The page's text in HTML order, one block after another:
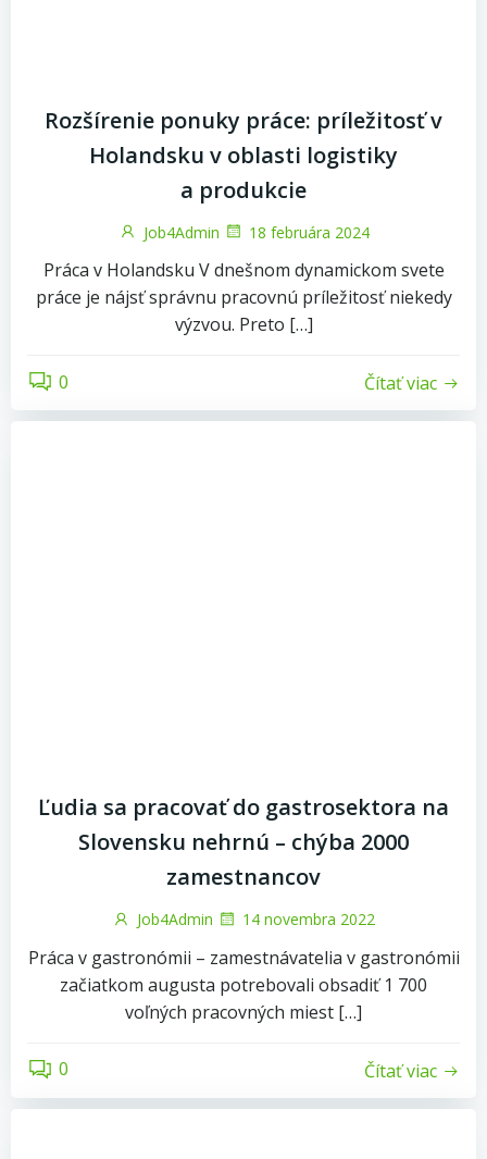
Rozšírenie ponuky práce: príležitosť v
Holandsku v oblasti logistiky
a produkcie
Job4Admin 18 februára 2024
Práca v Holandsku V dnešnom dynamickom svete
práce je nájsť správnu pracovnú príležitosť niekedy
výzvou. Preto […]
0 Čítať viac
Ľudia sa pracovať do gastrosektora na
Slovensku nehrnú – chýba 2000
zamestnancov
Job4Admin 14 novembra 2022
Práca v gastronómii – zamestnávatelia v gastronómii
začiatkom augusta potrebovali obsadiť 1 700
voľných pracovných miest […]
0 Čítať viac